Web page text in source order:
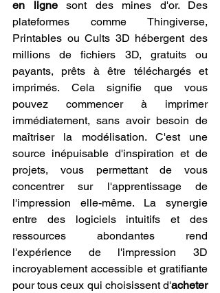
en ligne sont des mines d'or. Des
plateformes comme Thingiverse,
Printables ou Cults 3D hébergent des
millions de fichiers 3D, gratuits ou
payants, prêts à être téléchargés et
imprimés. Cela signifie que vous
pouvez commencer à imprimer
immédiatement, sans avoir besoin de
maîtriser la modélisation. C'est une
source inépuisable d'inspiration et de
projets, vous permettant de vous
concentrer sur l'apprentissage de
l'impression elle-même. La synergie
entre des logiciels intuitifs et des
ressources abondantes rend
l'expérience de l'impression 3D
incroyablement accessible et gratifiante
pour tous ceux qui choisissent d'acheter